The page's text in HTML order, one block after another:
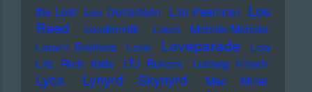
the Lost Lou Donaldson Lou Pearlman Lou
Reed
Loudermilk
Louis Moholo-Moholo
Louvin Brothers
Love Loveparade
Low
Life Rich Kids
LTJ Bukem Ludwig Hirsch
Lyca Lynyrd Skynyrd
Mac Miller